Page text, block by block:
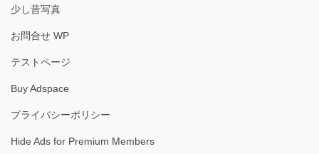
少し昔写真
お問合せ WP
テストページ
Buy Adspace
プライバシーポリシー
Hide Ads for Premium Members